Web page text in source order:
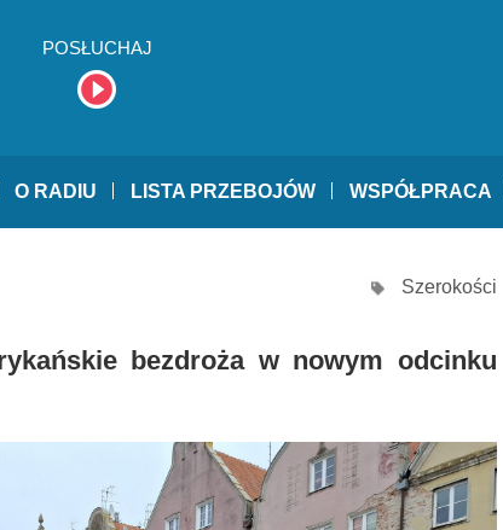
POSŁUCHAJ
O RADIU LISTA PRZEBOJÓW WSPÓŁPRACA
Szerokości
bezdroża w nowym odcinku